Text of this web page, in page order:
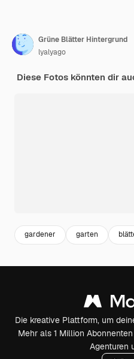
Grüne Blätter Hintergrund
lyalyago
Diese Fotos könnten dir
gardener garten
Die kreative Plattform, um
Mehr als 1 Million
Agenturen